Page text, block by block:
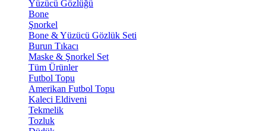
Yüzücü Gözlüğü
Bone
Şnorkel
Bone & Yüzücü Gözlük Seti
Burun Tıkacı
Maske & Şnorkel Set
Tüm Ürünler
Futbol Topu
Amerikan Futbol Topu
Kaleci Eldiveni
Tekmelik
Tozluk